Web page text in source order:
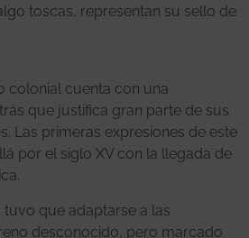
toscas, representan su sello de
colonial cuenta con una
que justifica gran parte de sus
Las primeras expresiones de este
por el siglo XV con la llegada de
que adaptarse a las
desconocido, pero marcado